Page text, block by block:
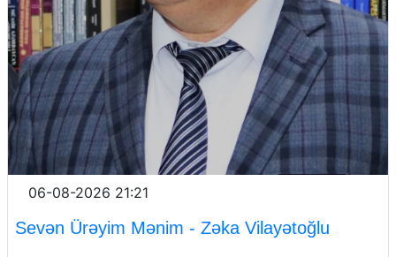
06-08-2026 21:21
Sevən Ürəyim Mənim - Zəka Vilayətoğlu